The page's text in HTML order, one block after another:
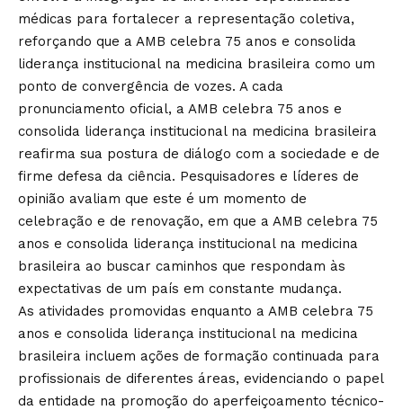
médicas para fortalecer a representação coletiva,
reforçando que a AMB celebra 75 anos e consolida
liderança institucional na medicina brasileira como um
ponto de convergência de vozes. A cada
pronunciamento oficial, a AMB celebra 75 anos e
consolida liderança institucional na medicina brasileira
reafirma sua postura de diálogo com a sociedade e de
firme defesa da ciência. Pesquisadores e líderes de
opinião avaliam que este é um momento de
celebração e de renovação, em que a AMB celebra 75
anos e consolida liderança institucional na medicina
brasileira ao buscar caminhos que respondam às
expectativas de um país em constante mudança.
As atividades promovidas enquanto a AMB celebra 75
anos e consolida liderança institucional na medicina
brasileira incluem ações de formação continuada para
profissionais de diferentes áreas, evidenciando o papel
da entidade na promoção do aperfeiçoamento técnico-